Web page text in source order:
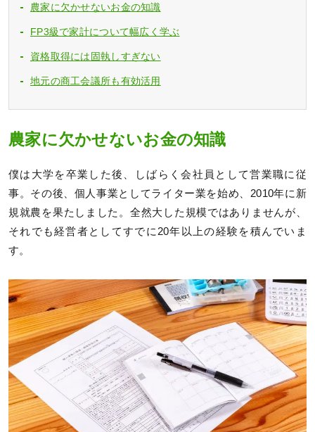
農家に欠かせないお金の知識
FP3級で家計について幅広く学ぶ
資格取得には固執しすぎない
地元の商工会議所も有効活用
農家に欠かせないお金の知識
僕は大学を卒業した後、しばらく会社員として営業職に従
事。その後、個人事業としてライター業を始め、2010年に新
規就農を果たしました。全然大した規模ではありませんが、
それでも経営者としてすでに20年以上の経験を積んでいま
す。